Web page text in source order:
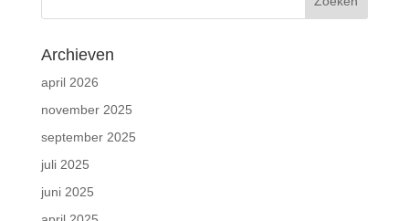
Archieven
april 2026
november 2025
september 2025
juli 2025
juni 2025